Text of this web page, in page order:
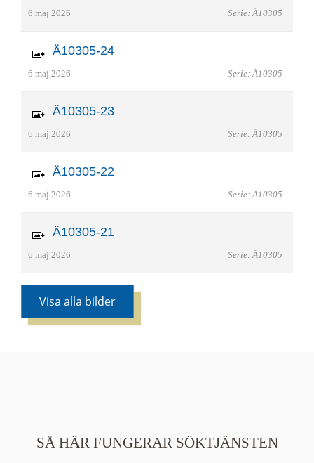
6 maj 2026 Serie: Ä10305
Ä10305-24
6 maj 2026 Serie: Ä10305
Ä10305-23
6 maj 2026 Serie: Ä10305
Ä10305-22
6 maj 2026 Serie: Ä10305
Ä10305-21
6 maj 2026 Serie: Ä10305
Visa alla bilder
SÅ HÄR FUNGERAR SÖKTJÄNSTEN